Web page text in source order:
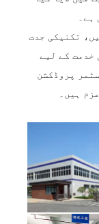
ہے۔
تکنیکی جدت
خدمت کے لیے
پروڈکشن
ہیں۔